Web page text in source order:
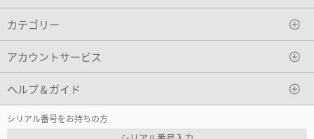
カテゴリー
アカウントサービス
ヘルプ＆ガイド
シリアル番号をお持ちの方